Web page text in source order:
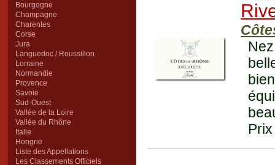
Bourgogne
Champagne
Charentes
Corse
Jura
Languedoc / Roussillon
Lorraine
Normandie
Provence
Savoie
Sud-Ouest
Vallée de la Loire
Vallée du Rhône
Italie
Hongrie
Liste des Appellations
Les Classements Officiels